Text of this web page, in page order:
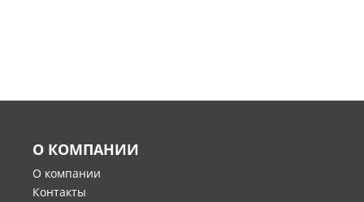
О КОМПАНИИ
О компании
Контакты